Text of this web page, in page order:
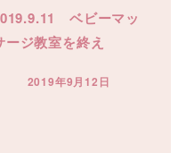
ベビーマッ
ージ教室を終え
投稿日
2019年9月12日